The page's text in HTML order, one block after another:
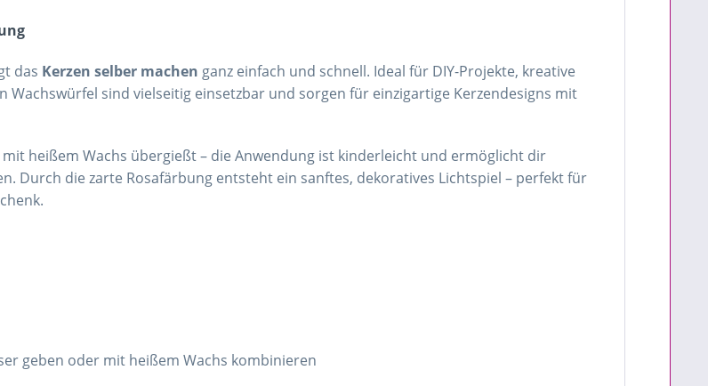
das Kerzen selber machen ganz einfach und schnell. Ideal für DIY-Projekte, kreative
Wachswürfel sind vielseitig einsetzbar und sorgen für einzigartige Kerzendesigns mit
heißem Wachs übergießt – die Anwendung ist kinderleicht und ermöglicht dir
Durch die zarte Rosafärbung entsteht ein sanftes, dekoratives Lichtspiel – perfekt für
geben oder mit heißem Wachs kombinieren